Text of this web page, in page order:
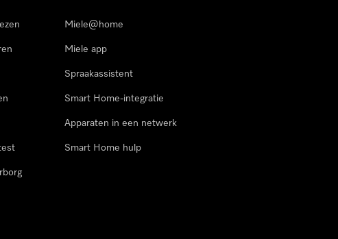
Miele@home
Miele app
Spraakassistent
Smart Home-integratie
Apparaten in een netwerk
Smart Home hulp